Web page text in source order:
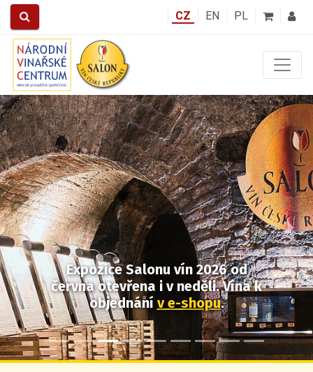
CZ EN PL
Expozice Salonu vín 2026od
června otevřena i v neděli.Vína k
objednání v e-shopu.
Předchozí Další